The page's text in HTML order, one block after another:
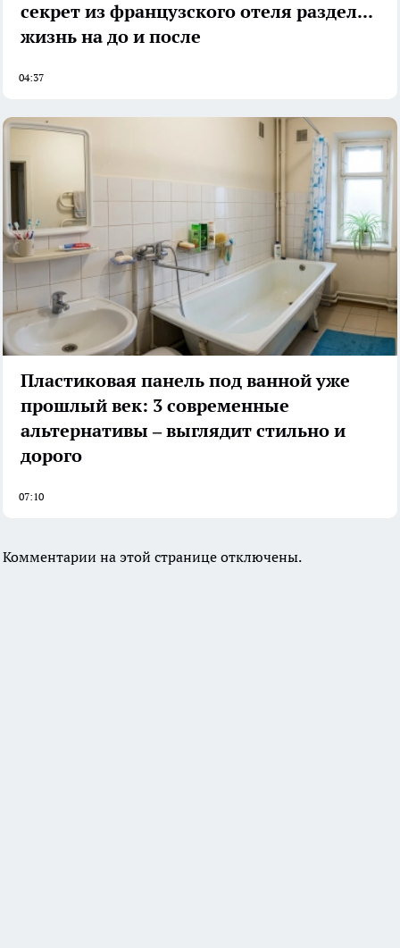
секрет из французского отеля разделил
жизнь на до и после
04:37
Пластиковая панель под ванной уже
прошлый век: 3 современные
альтернативы – выглядит стильно и
дорого
07:10
Комментарии на этой странице отключены.